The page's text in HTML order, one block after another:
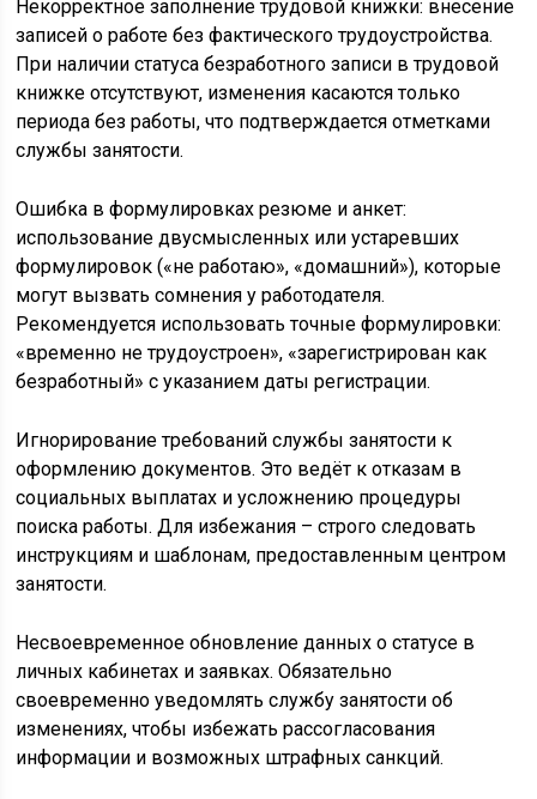
Некорректное заполнение трудовой книжки: внесение
записей о работе без фактического трудоустройства.
При наличии статуса безработного записи в трудовой
книжке отсутствуют, изменения касаются только
периода без работы, что подтверждается отметками
службы занятости.
Ошибка в формулировках резюме и анкет:
использование двусмысленных или устаревших
формулировок («не работаю», «домашний»), которые
могут вызвать сомнения у работодателя.
Рекомендуется использовать точные формулировки:
«временно не трудоустроен», «зарегистрирован как
безработный» с указанием даты регистрации.
Игнорирование требований службы занятости к
оформлению документов. Это ведёт к отказам в
социальных выплатах и усложнению процедуры
поиска работы. Для избежания – строго следовать
инструкциям и шаблонам, предоставленным центром
занятости.
Несвоевременное обновление данных о статусе в
личных кабинетах и заявках. Обязательно
своевременно уведомлять службу занятости об
изменениях, чтобы избежать рассогласования
информации и возможных штрафных санкций.